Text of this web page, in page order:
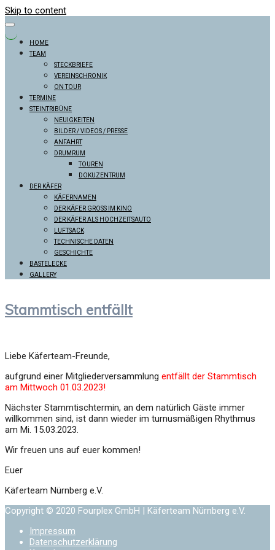
Skip to content
HOME
TEAM
STECKBRIEFE
VEREINSCHRONIK
ON TOUR
TERMINE
STEINTRIBÜNE
NEUIGKEITEN
BILDER / VIDEOS / PRESSE
ANFAHRT
DRUMRUM
TOUREN
DOKUZENTRUM
DER KÄFER
KÄFERNAMEN
DER KÄFER GROSS IM KINO
DER KÄFER ALS HOCHZEITSAUTO
LUFTSACK
TECHNISCHE DATEN
GESCHICHTE
BASTELECKE
GALLERY
Stammtisch entfällt
Liebe Käferteam-Freunde,
aufgrund einer Mitgliederversammlung entfällt der Stammtisch
am Mittwoch 01.03.2023!
Nächster Stammtischtermin, an dem natürlich Gäste immer
willkommen sind, ist dann wieder im turnusmäßigen Rhythmus
am Mi. 15.03.2023.
Wir freuen uns auf euer kommen!
Euer
Käferteam Nürnberg e.V.
Copyright © 2020 Fourplex GmbH | Käferteam Nürnberg e.V.
Impressum
Datenschutzerklärung